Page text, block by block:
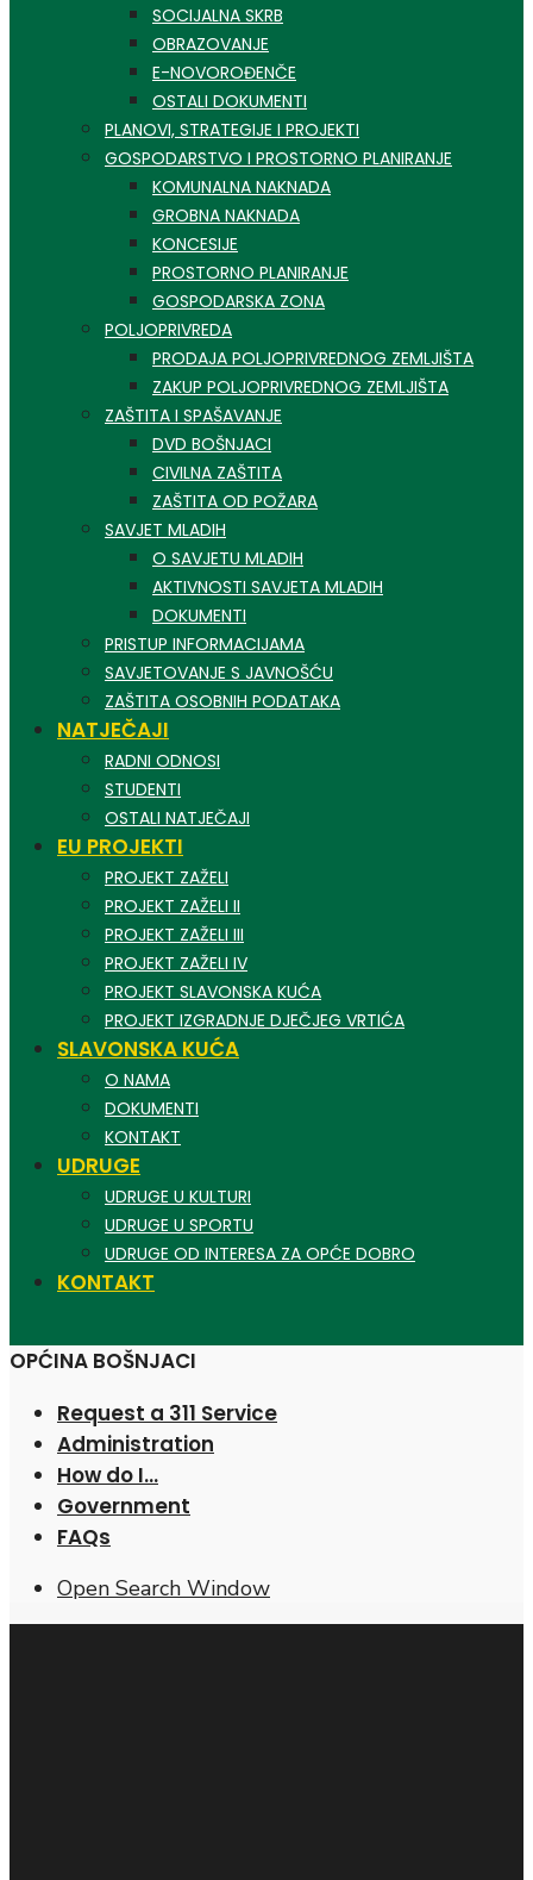
SOCIJALNA SKRB
OBRAZOVANJE
E-NOVOROĐENČE
OSTALI DOKUMENTI
PLANOVI, STRATEGIJE I PROJEKTI
GOSPODARSTVO I PROSTORNO PLANIRANJE
KOMUNALNA NAKNADA
GROBNA NAKNADA
KONCESIJE
PROSTORNO PLANIRANJE
GOSPODARSKA ZONA
POLJOPRIVREDA
PRODAJA POLJOPRIVREDNOG ZEMLJIŠTA
ZAKUP POLJOPRIVREDNOG ZEMLJIŠTA
ZAŠTITA I SPAŠAVANJE
DVD BOŠNJACI
CIVILNA ZAŠTITA
ZAŠTITA OD POŽARA
SAVJET MLADIH
O SAVJETU MLADIH
AKTIVNOSTI SAVJETA MLADIH
DOKUMENTI
PRISTUP INFORMACIJAMA
SAVJETOVANJE S JAVNOŠĆU
ZAŠTITA OSOBNIH PODATAKA
NATJEČAJI
RADNI ODNOSI
STUDENTI
OSTALI NATJEČAJI
EU PROJEKTI
PROJEKT ZAŽELI
PROJEKT ZAŽELI II
PROJEKT ZAŽELI III
PROJEKT ZAŽELI IV
PROJEKT SLAVONSKA KUĆA
PROJEKT IZGRADNJE DJEČJEG VRTIĆA
SLAVONSKA KUĆA
O NAMA
DOKUMENTI
KONTAKT
UDRUGE
UDRUGE U KULTURI
UDRUGE U SPORTU
UDRUGE OD INTERESA ZA OPĆE DOBRO
KONTAKT
OPĆINA BOŠNJACI
Request a 311 Service
Administration
How do I…
Government
FAQs
Open Search Window